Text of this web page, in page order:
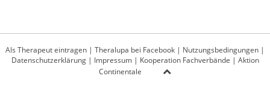
Als Therapeut eintragen | Theralupa bei Facebook | Nutzungsbedingungen |
Datenschutzerklärung| Impressum| Kooperation Fachverbände | Aktion
Continentale